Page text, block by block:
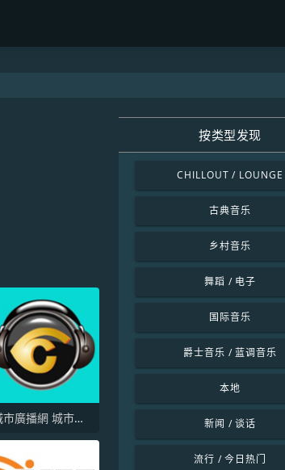
城市廣播網 城市廣播 98.3 FM
按类型发现
CHILLOUT / LOUNGE
古典音乐
乡村音乐
舞蹈 / 电子
国际音乐
爵士音乐 / 蓝调音乐
本地
新闻 / 谈话
流行 / 今日热门